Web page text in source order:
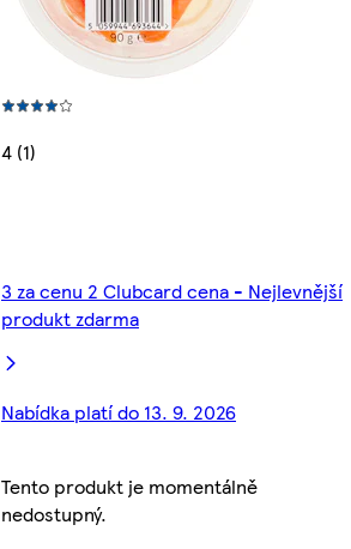
4 (1)
3 za cenu 2 Clubcard cena - Nejlevnější
produkt zdarma
Nabídka platí do 13. 9. 2026
Tento produkt je momentálně
nedostupný.